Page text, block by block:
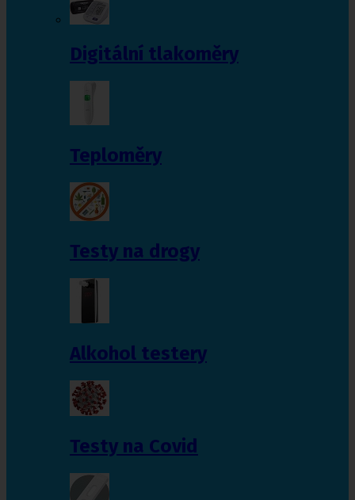
Digitální tlakoměry
Teploměry
Testy na drogy
Alkohol testery
Testy na Covid